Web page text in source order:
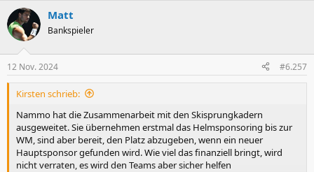
k
t
i
e
n
Matt
Bankspieler
12 Nov. 2024 #6.257
Kirsten schrieb:
Nammo hat die Zusammenarbeit mit den Skisprungkadern
ausgeweitet. Sie übernehmen erstmal das Helmsponsoring bis zur
WM, sind aber bereit, den Platz abzugeben, wenn ein neuer
Hauptsponsor gefunden wird. Wie viel das finanziell bringt, wird
nicht verraten, es wird den Teams aber sicher helfen